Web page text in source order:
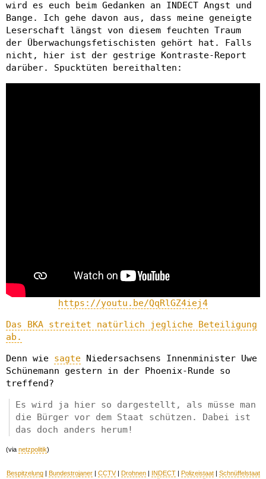
wird es euch beim Gedanken an INDECT Angst und
Bange. Ich gehe davon aus, dass meine geneigte
Leserschaft längst von diesem feuchten Traum
der Überwachungsfetischisten gehört hat. Falls
nicht, hier ist der gestrige Kontraste-Report
darüber. Spucktüten bereithalten:
https://youtu.be/QqRlGZ4iej4
Das BKA streitet natürlich jegliche Beteiligung
ab.
Denn wie sagte Niedersachsens Innenminister Uwe
Schünemann gestern in der Phoenix-Runde so
treffend?
Es wird ja hier so dargestellt, als müsse man
die Bürger vor dem Staat schützen. Dabei ist
das doch anders herum!
(via netzpolitik)
Bespitzelung Bundestrojaner CCTV| Drohnen INDECT Polizeistaat
Schnüffelstaat